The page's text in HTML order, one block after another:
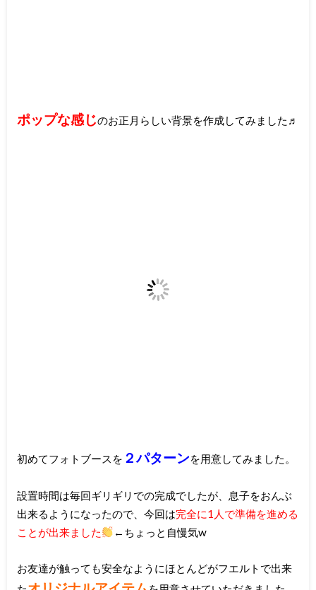
ポップな感じのお正月らしい背景を作成してみました♬
初めてフォトブースを ２パターンを用意してみました。
設置時間は毎回ギリギリでの完成でしたが、息子をおんぶ
出来るようになったので、今回は完全に1人で準備を進める
ことが出来ました
←ちょっと自慢気w
お友達が触っても安全なようにほとんどがフエルトで出来